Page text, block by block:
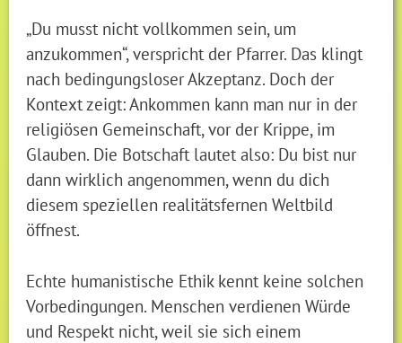
„Du musst nicht vollkommen sein, um
anzukommen“, verspricht der Pfarrer. Das klingt
nach bedingungsloser Akzeptanz. Doch der
Kontext zeigt: Ankommen kann man nur in der
religiösen Gemeinschaft, vor der Krippe, im
Glauben. Die Botschaft lautet also: Du bist nur
dann wirklich angenommen, wenn du dich
diesem speziellen realitätsfernen Weltbild
öffnest.
Echte humanistische Ethik kennt keine solchen
Vorbedingungen. Menschen verdienen Würde
und Respekt nicht, weil sie sich einem